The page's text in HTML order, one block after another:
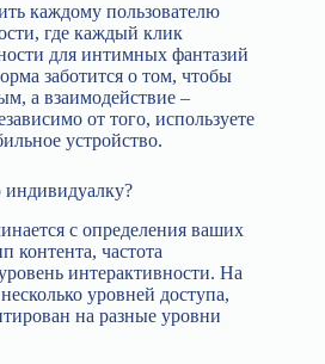
каждому пользователю
где каждый клик
для интимных фантазий
заботится о том, чтобы
а взаимодействие –
от того, используете
устройство.
с определения ваших
контента, частота
интерактивности. На
уровней доступа,
на разные уровни